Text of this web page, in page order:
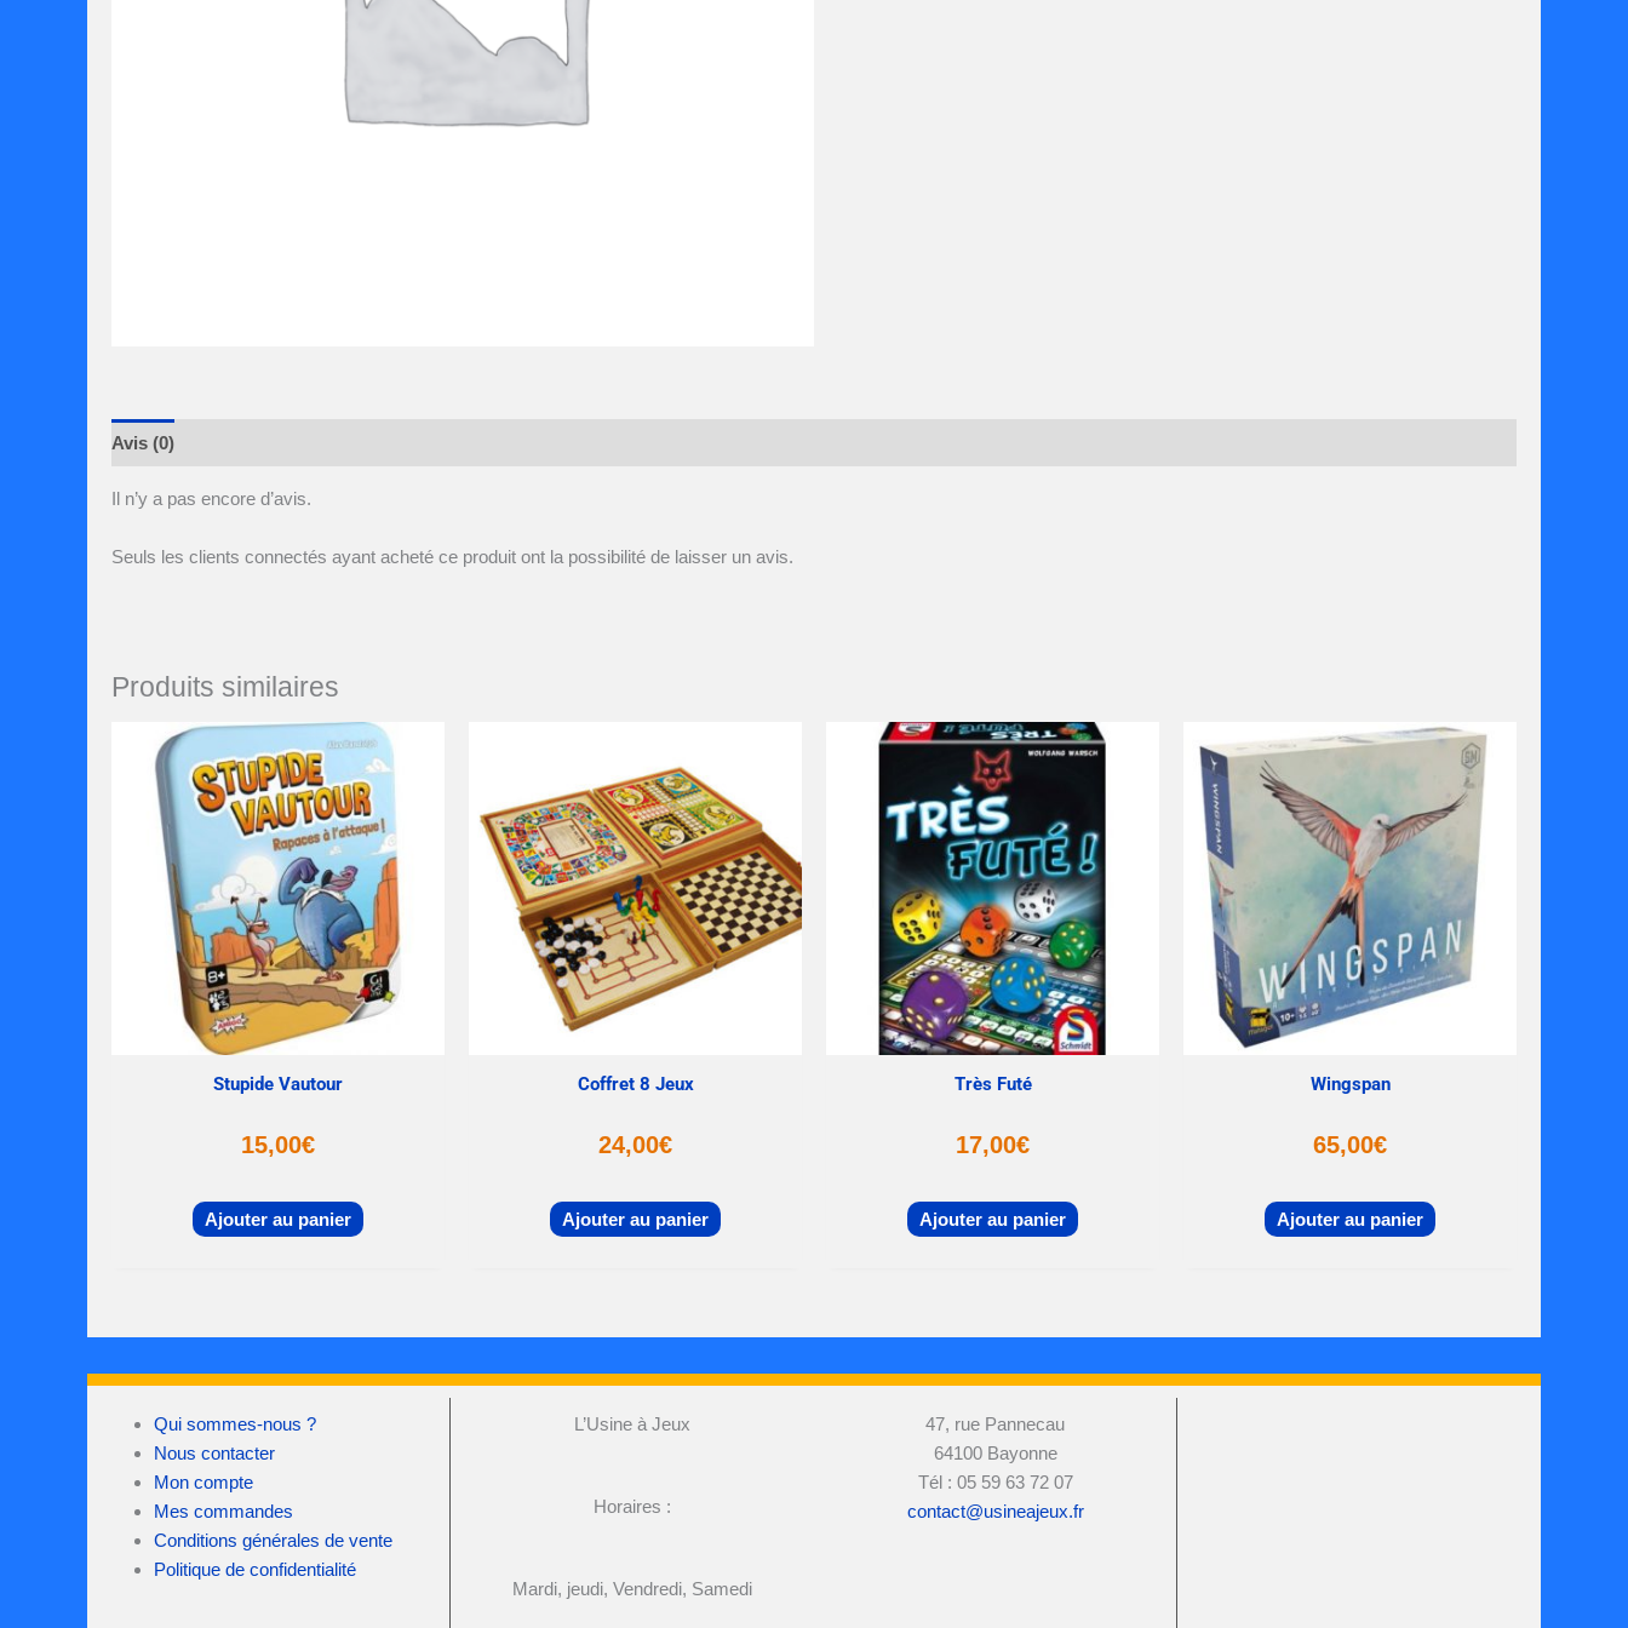
Avis (0)
Il n’y a pas encore d’avis.
Seuls les clients connectés ayant acheté ce produit ont la possibilité de laisser un avis.
Produits similaires
Stupide Vautour
15,00€
Ajouter au panier
Coffret 8 Jeux
24,00€
Ajouter au panier
Très Futé
17,00€
Ajouter au panier
Wingspan
65,00€
Ajouter au panier
Qui sommes-nous ?
Nous contacter
Mon compte
Mes commandes
Conditions générales de vente
Politique de confidentialité
L’Usine à Jeux
Horaires :
Mardi, jeudi, Vendredi, Samedi
47, rue Pannecau
64100 Bayonne
Tél : 05 59 63 72 07
contact@usineajeux.fr